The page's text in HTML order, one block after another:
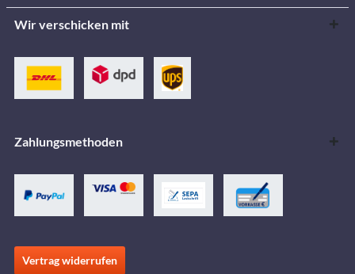
Wir verschicken mit
Zahlungsmethoden
Vertrag widerrufen